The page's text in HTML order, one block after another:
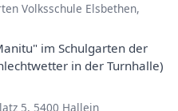
Volksschule Elsbethen,
im Schulgarten der
in der Turnhalle)
5, 5400 Hallein